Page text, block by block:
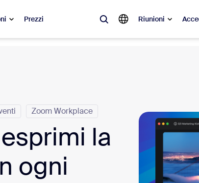
Prezzi Riunioni
My Notes
Contact Center
Zoom Workplace
la
ogni